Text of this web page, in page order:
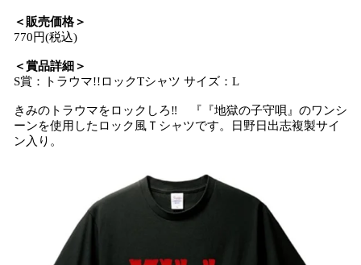
＜販売価格＞
770円(税込)
＜賞品詳細＞
S賞：トラウマ!!ロックTシャツ サイズ：L
きみのトラウマをロックしろ‼ 『『地獄の子守唄』のワンシ
ーンを使用したロック風Ｔシャツです。日野日出志複製サイ
ン入り。